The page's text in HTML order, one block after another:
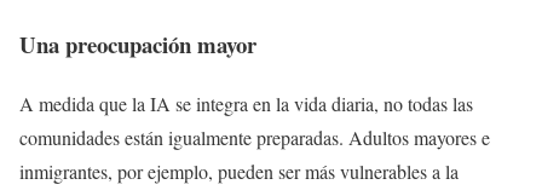
Una preocupación mayor
A medida que la IA se integra en la vida diaria, no todas las
comunidades están igualmente preparadas. Adultos mayores e
inmigrantes, por ejemplo, pueden ser más vulnerables a la